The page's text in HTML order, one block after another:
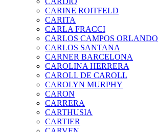
CARINE ROITFELD
CARITA
CARLA FRACCI
CARLOS CAMPOS ORLANDO
CARLOS SANTANA
CARNER BARCELONA
CAROLINA HERRERA
CAROLL DE CAROLL
CAROLYN MURPHY
CARON
CARRERA
CARTHUSIA
CARTIER